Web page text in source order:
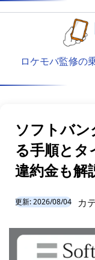
ロケモバ監修の
ソフトバ
る手順と
違約金も解
更新:2026/08/04 カ